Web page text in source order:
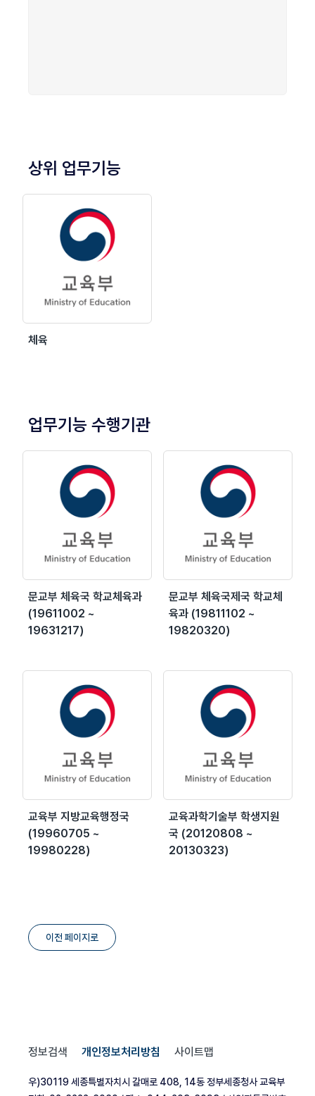
상위 업무기능
체육
업무기능 수행기관
문교부 체육국 학교체육과
(19611002 ~
19631217)
문교부 체육국제국 학교체
육과 (19811102 ~
19820320)
교육부 지방교육행정국
(19960705 ~
19980228)
교육과학기술부 학생지원
국 (20120808 ~
20130323)
이전 페이지로
정보검색 개인정보처리방침 사이트맵
우)30119 세종특별자치시 갈매로 408, 14동 정부세종청사 교육부